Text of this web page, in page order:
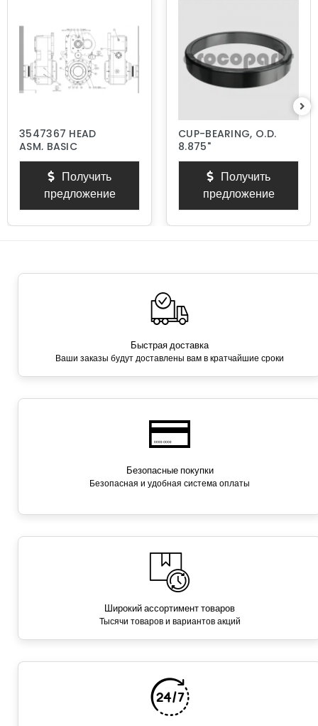
3547367 HEAD
ASM, BASIC
Получить
предложение
CUP-BEARING, O.D.
8.875"
Получить
предложение
Быстрая доставка
Ваши заказы будут доставлены вам в кратчайшие сроки
Безопасные покупки
Безопасная и удобная система оплаты
Широкий ассортимент товаров
Тысячи товаров и вариантов акций